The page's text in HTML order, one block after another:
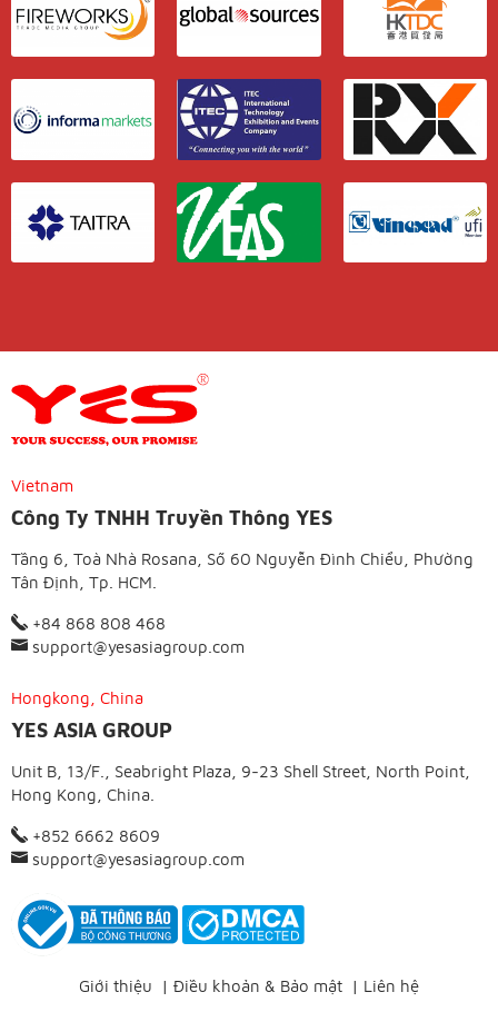
Vietnam
Công Ty TNHH Truyền Thông YES
Tầng 6, Toà Nhà Rosana, Số 60 Nguyễn Đình Chiểu, Phường
Tân Định, Tp. HCM.
+84 868 808 468
support@yesasiagroup.com
Hongkong, China
YES ASIA GROUP
Unit B, 13/F., Seabright Plaza, 9-23 Shell Street, North Point,
Hong Kong, China.
+852 6662 8609
support@yesasiagroup.com
Giới thiệu | Điều khoản & Bảo mật | Liên hệ